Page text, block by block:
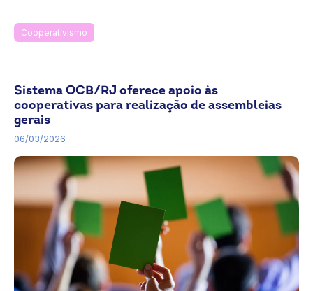
Cooperativismo
Sistema OCB/RJ oferece apoio às
cooperativas para realização de assembleias
gerais
06/03/2026